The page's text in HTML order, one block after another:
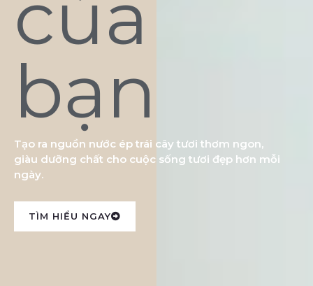
bạn
Tạo ra nguồn nước ép trái cây tươi thơm ngon,
giàu dưỡng chất cho cuộc sống tươi đẹp hơn mỗi
ngày.
TÌM HIỂU NGAY